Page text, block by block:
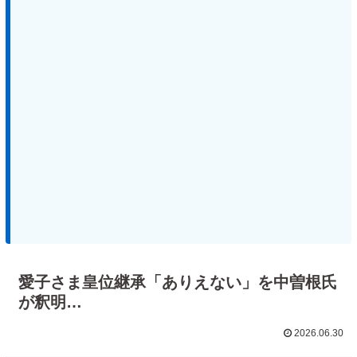
愛子さま皇位継承「ありえない」を中曽根氏
が釈明…
2026.06.30